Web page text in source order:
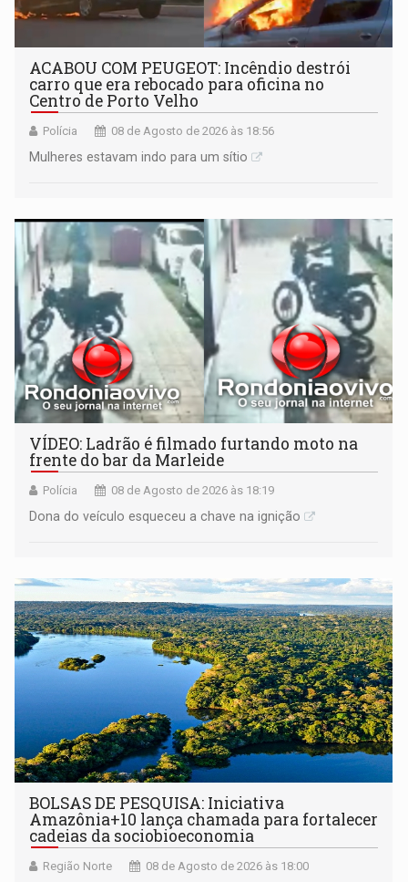
ACABOU COM PEUGEOT: Incêndio destrói
carro que era rebocado para oficina no
Centro de Porto Velho
Polícia 08 de Agosto de 2026 às 18:56
Mulheres estavam indo para um sítio
VÍDEO: Ladrão é filmado furtando moto na
frente do bar da Marleide
Polícia 08 de Agosto de 2026 às 18:19
Dona do veículo esqueceu a chave na ignição
BOLSAS DE PESQUISA: Iniciativa
Amazônia+10 lança chamada para fortalecer
cadeias da sociobioeconomia
Região Norte 08 de Agosto de 2026 às 18:00